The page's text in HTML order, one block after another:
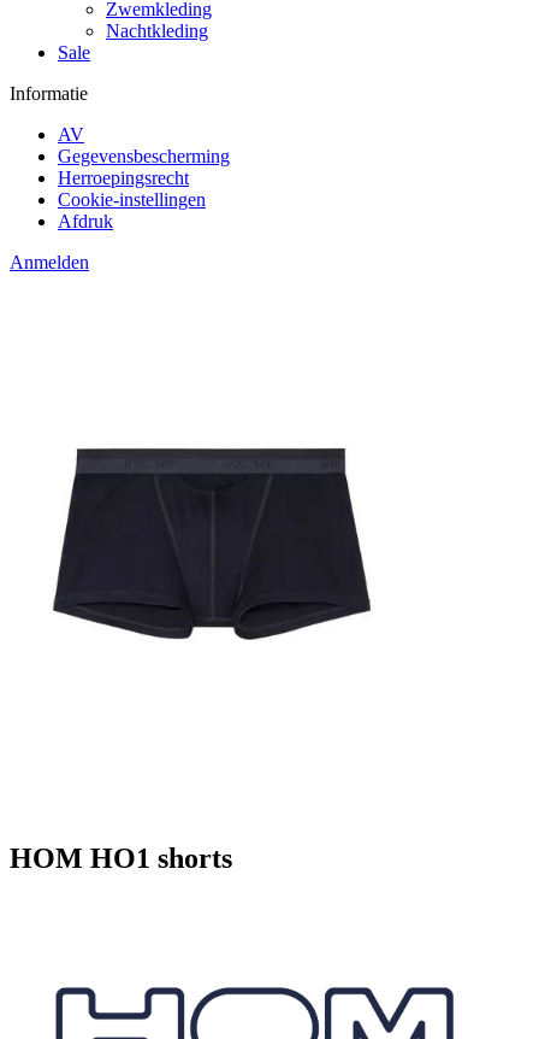
Zwemkleding
Nachtkleding
Sale
Informatie
AV
Gegevensbescherming
Herroepingsrecht
Cookie-instellingen
Afdruk
Anmelden
HOM HO1 shorts